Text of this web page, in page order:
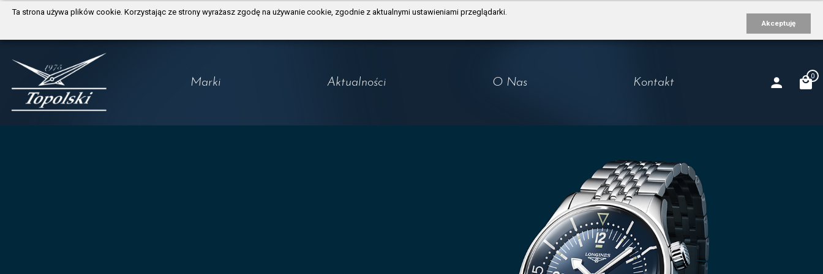
https://www.traditionrolex.com/3
Ta strona używa plików cookie. Korzystając ze strony wyrażasz zgodę na używanie cookie, zgodnie z aktualnymi ustawieniami przeglądarki.
Akceptuję
Marki Aktualności O Nas Kontakt
0